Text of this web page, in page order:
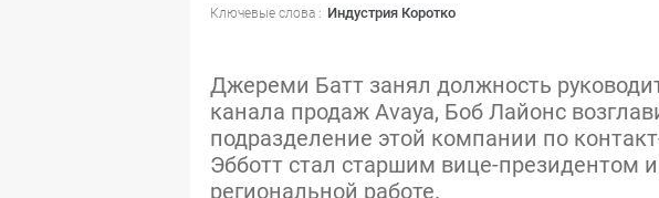
Ключевые слова : Индустрия Коротко
Джереми Батт занял должность
канала продаж Avaya, Боб Лайонс
подразделение этой компании по
Эбботт стал старшим вице-президентом
региональной работе.